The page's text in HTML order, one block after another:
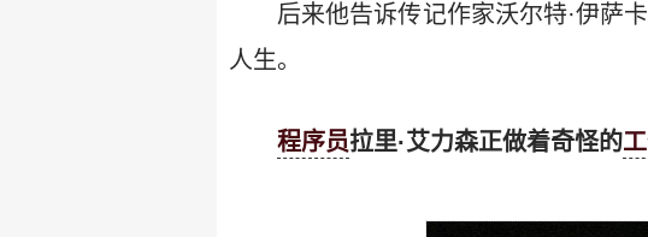
后来他告诉传记作家沃尔特·伊萨
人生。
程序员拉里·艾力森正做着奇怪的